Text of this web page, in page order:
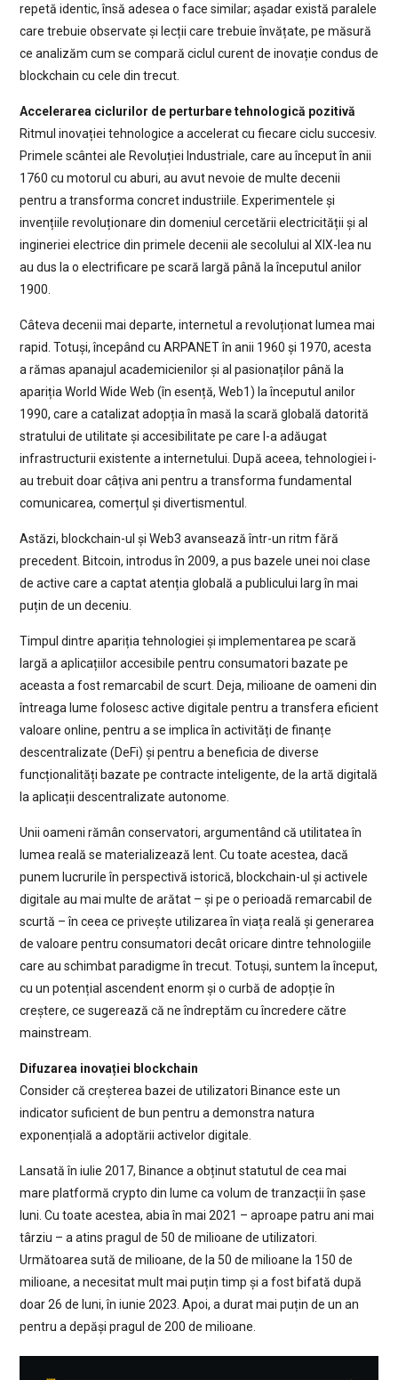
repetă identic, însă adesea o face similar; așadar există paralele
care trebuie observate și lecții care trebuie învățate, pe măsură
ce analizăm cum se compară ciclul curent de inovație condus de
blockchain cu cele din trecut.
Accelerarea ciclurilor de perturbare tehnologică pozitivă
Ritmul inovației tehnologice a accelerat cu fiecare ciclu succesiv.
Primele scântei ale Revoluției Industriale, care au început în anii
1760 cu motorul cu aburi, au avut nevoie de multe decenii
pentru a transforma concret industriile. Experimentele și
invențiile revoluționare din domeniul cercetării electricității și al
ingineriei electrice din primele decenii ale secolului al XIX-lea nu
au dus la o electrificare pe scară largă până la începutul anilor
1900.
Câteva decenii mai departe, internetul a revoluționat lumea mai
rapid. Totuși, începând cu ARPANET în anii 1960 și 1970, acesta
a rămas apanajul academicienilor și al pasionaților până la
apariția World Wide Web (în esență, Web1) la începutul anilor
1990, care a catalizat adopția în masă la scară globală datorită
stratului de utilitate și accesibilitate pe care l-a adăugat
infrastructurii existente a internetului. După aceea, tehnologiei i-
au trebuit doar câțiva ani pentru a transforma fundamental
comunicarea, comerțul și divertismentul.
Astăzi, blockchain-ul și Web3 avansează într-un ritm fără
precedent. Bitcoin, introdus în 2009, a pus bazele unei noi clase
de active care a captat atenția globală a publicului larg în mai
puțin de un deceniu.
Timpul dintre apariția tehnologiei și implementarea pe scară
largă a aplicațiilor accesibile pentru consumatori bazate pe
aceasta a fost remarcabil de scurt. Deja, milioane de oameni din
întreaga lume folosesc active digitale pentru a transfera eficient
valoare online, pentru a se implica în activități de finanțe
descentralizate (DeFi) și pentru a beneficia de diverse
funcționalități bazate pe contracte inteligente, de la artă digitală
la aplicații descentralizate autonome.
Unii oameni rămân conservatori, argumentând că utilitatea în
lumea reală se materializează lent. Cu toate acestea, dacă
punem lucrurile în perspectivă istorică, blockchain-ul și activele
digitale au mai multe de arătat – și pe o perioadă remarcabil de
scurtă – în ceea ce privește utilizarea în viața reală și generarea
de valoare pentru consumatori decât oricare dintre tehnologiile
care au schimbat paradigme în trecut. Totuși, suntem la început,
cu un potențial ascendent enorm și o curbă de adopție în
creștere, ce sugerează că ne îndreptăm cu încredere către
mainstream.
Difuzarea inovației blockchain
Consider că creșterea bazei de utilizatori Binance este un
indicator suficient de bun pentru a demonstra natura
exponențială a adoptării activelor digitale.
Lansată în iulie 2017, Binance a obținut statutul de cea mai
mare platformă crypto din lume ca volum de tranzacții în șase
luni. Cu toate acestea, abia în mai 2021 – aproape patru ani mai
târziu – a atins pragul de 50 de milioane de utilizatori.
Următoarea sută de milioane, de la 50 de milioane la 150 de
milioane, a necesitat mult mai puțin timp și a fost bifată după
doar 26 de luni, în iunie 2023. Apoi, a durat mai puțin de un an
pentru a depăși pragul de 200 de milioane.